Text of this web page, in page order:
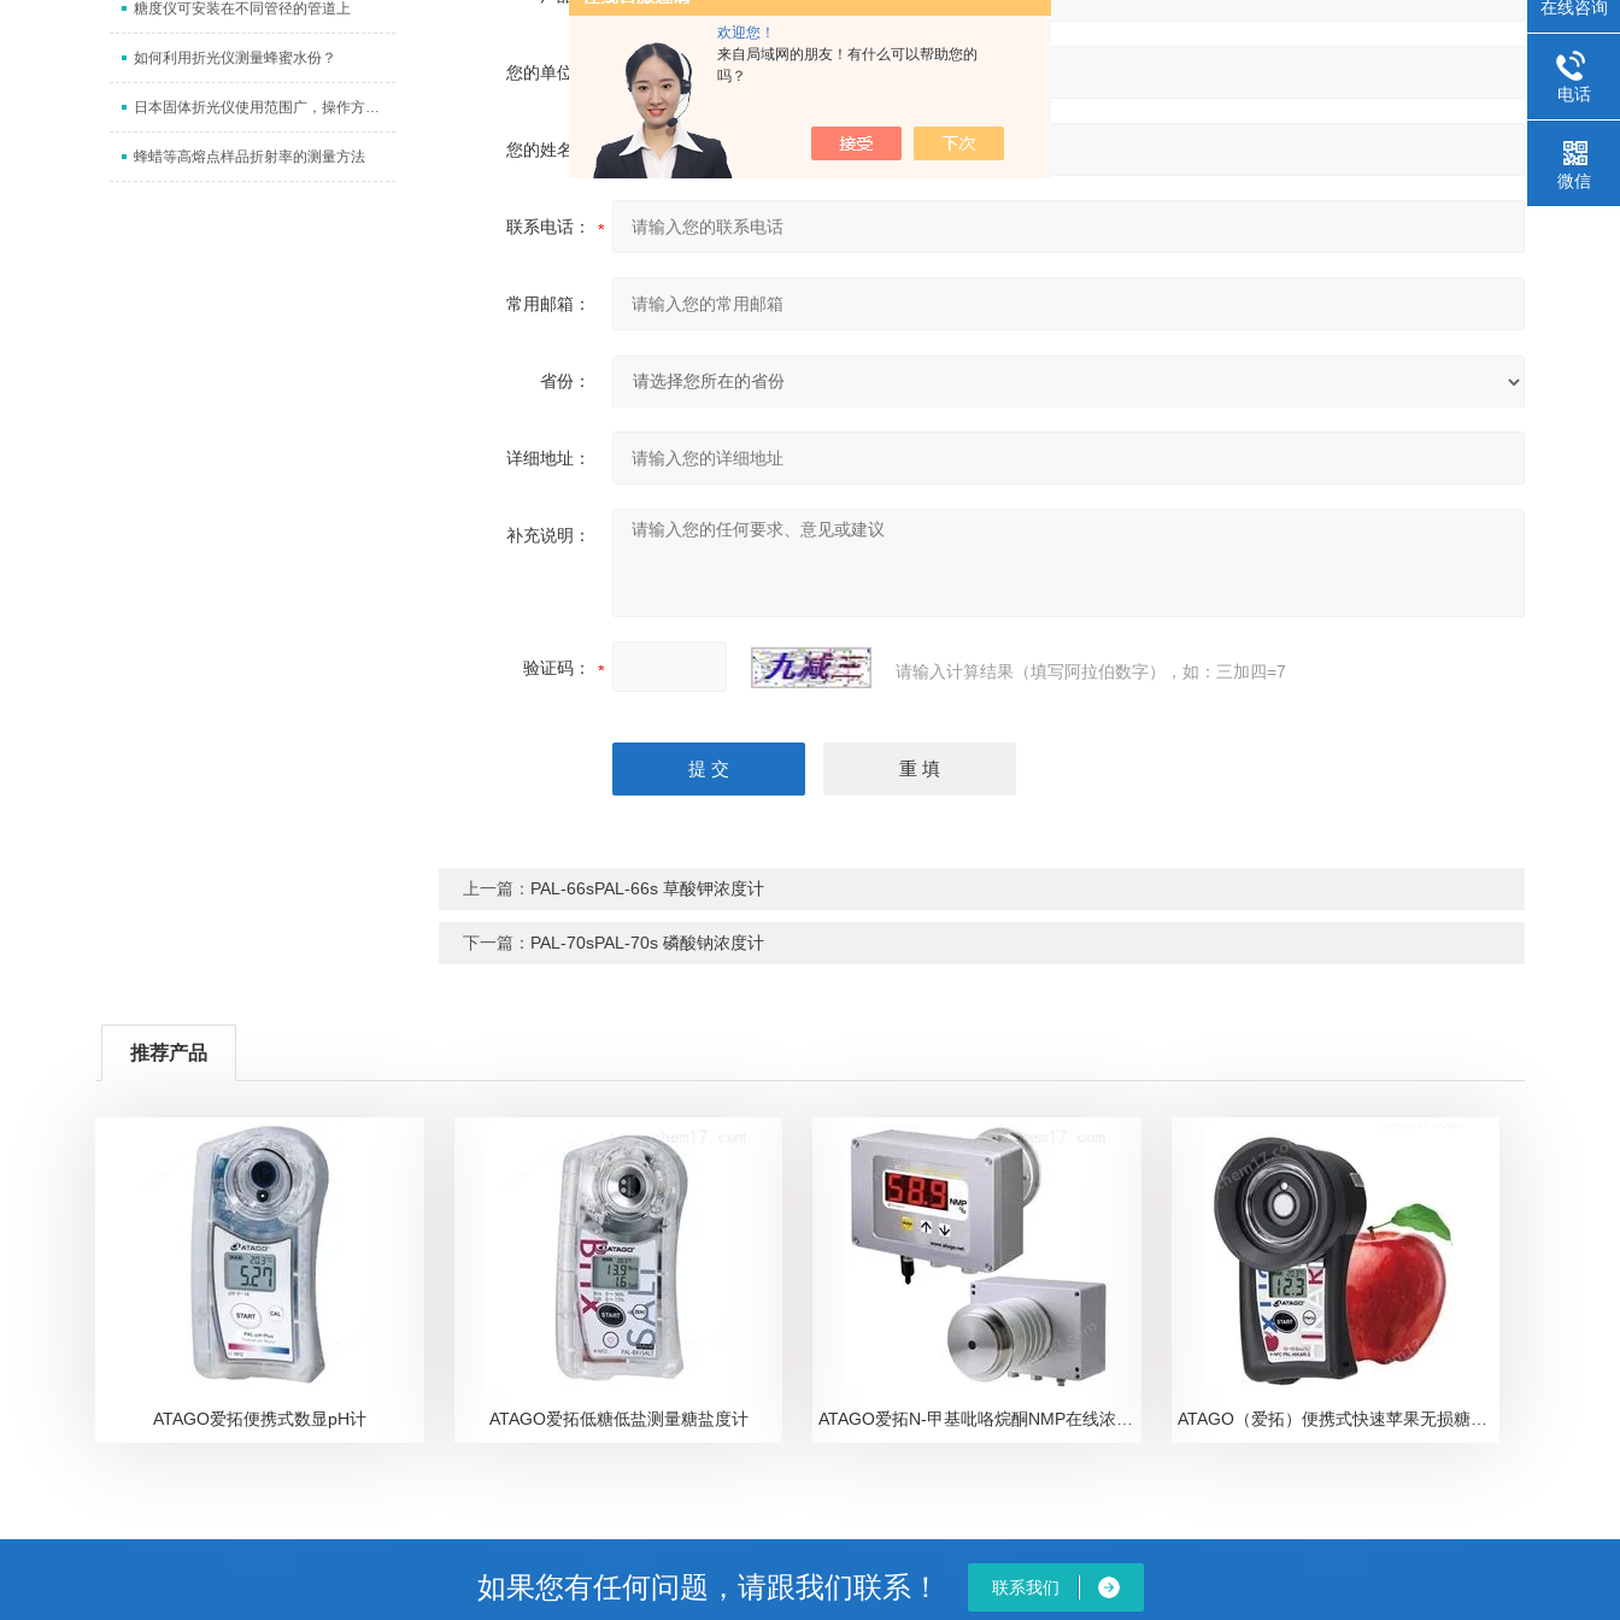
欢迎您！
来自局域网的朋友！有什么可以帮助您的
吗？
糖度仪可安装在不同管径的管道上
如何利用折光仪测量蜂蜜水份？
日本固体折光仪使用范围广，操作方便安全
蜂蜡等高熔点样品折射率的测量方法
您的单位：
您的姓名：
联系电话：
常用邮箱：
省份：
详细地址：
补充说明：
验证码： 请输入计算结果（填写阿拉伯数字），如：三加四=7
上一篇： PAL-66sPAL-66s 草酸钾浓度计
下一篇： PAL-70sPAL-70s 磷酸钠浓度计
推荐产品
ATAGO爱拓便携式数显pH计 ATAGO爱拓低糖低盐测量糖盐度计 ATAGO（爱拓）便携式快速苹果无损糖度计
如果您有任何问题，请跟我们联系！ 联系我们
在线咨询
电话
微信